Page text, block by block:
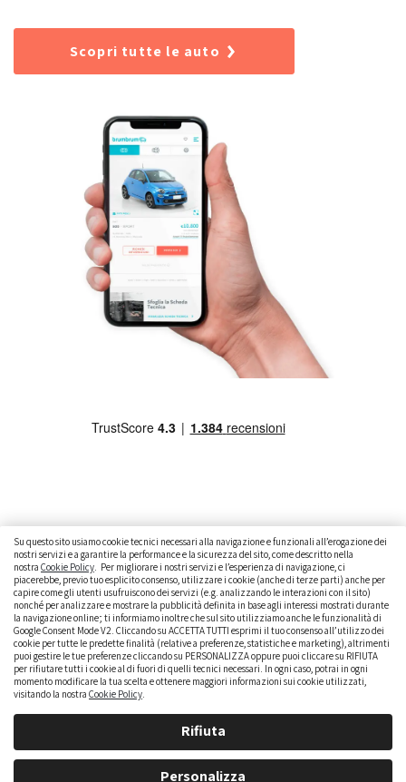
Su questo sito usiamo cookie tecnici necessari alla navigazione e funzionali all’erogazione dei
nostri servizi e a garantire la performance e la sicurezza del sito, come descritto nella
nostra Cookie Policy. Per migliorare i nostri servizi e l’esperienza di navigazione, ci
piacerebbe, previo tuo esplicito consenso, utilizzare i cookie (anche di terze parti) anche per
capire come gli utenti usufruiscono dei servizi (e.g. analizzando le interazioni con il sito)
nonché per analizzare e mostrare la pubblicità definita in base agli interessi mostrati durante
la navigazione online; ti informiamo inoltre che sul sito utilizziamo anche le funzionalità di
Google Consent Mode V2. Cliccando su ACCETTA TUTTI esprimi il tuo consenso all’utilizzo dei
cookie per tutte le predette finalità (relative a preferenze, statistiche e marketing), altrimenti
puoi gestire le tue preferenze cliccando su PERSONALIZZA oppure puoi cliccare su RIFIUTA
per rifiutare tutti i cookie al di fuori di quelli tecnici necessari. In ogni caso, potrai in ogni
momento modificare la tua scelta e ottenere maggiori informazioni sui cookie utilizzati,
visitando la nostra Cookie Policy.
Rifiuta
Personalizza
Scopri tutte le auto
CAMBIARE AUTO
GUIDA ALL’ACQUISTO
GUIDE PRATICHE
CURIOSITÀ
DATI ALLA MANO
DICE LA LEGGE
PARLIAMO DI NOI